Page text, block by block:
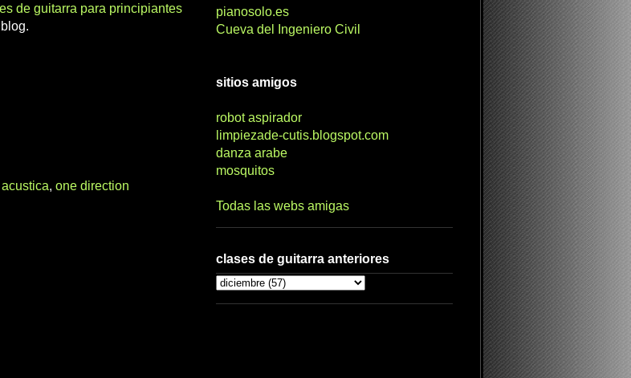
de guitarra para principiantes
, one direction
pianosolo.es
Cueva del Ingeniero Civil
sitios amigos
robot aspirador
limpiezade-cutis.blogspot.com
danza arabe
mosquitos
Todas las webs amigas
clases de guitarra anteriores